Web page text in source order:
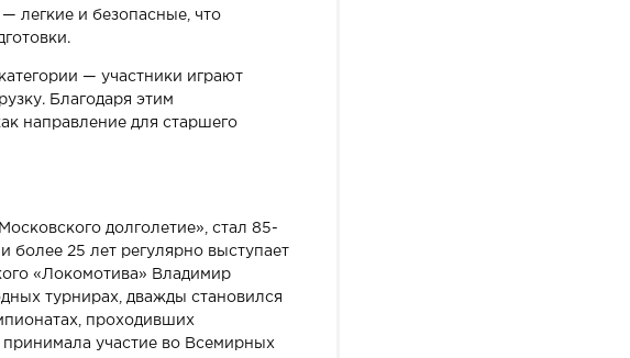
легкие и безопасные, что
— участники играют
Благодаря этим
направление для старшего
долголетие», стал 85-
более 25 лет регулярно выступает
«Локомотива» Владимир
турнирах, дважды становился
проходивших
участие во Всемирных